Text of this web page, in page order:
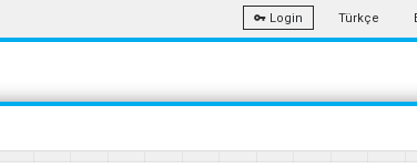
Login Türkçe